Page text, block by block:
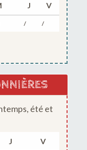
J V
/ /
été et
J V